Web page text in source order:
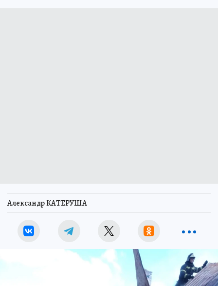
Александр КАТЕРУША